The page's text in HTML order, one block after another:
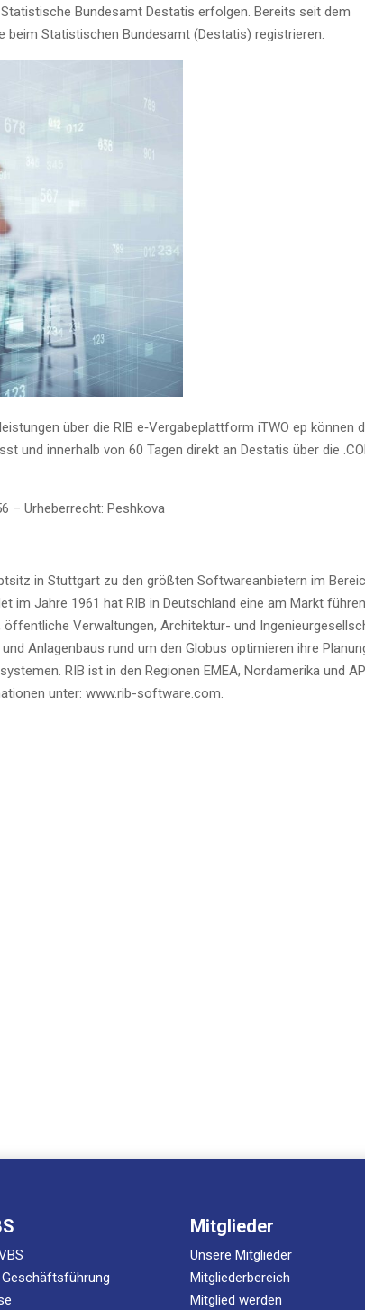
Bun­des­amt Desta­tis erfol­gen. Bereits seit dem
beim Sta­tis­ti­schen Bun­des­amt (Desta­tis) registrieren.
über die RIB e‑Vergabeplattform iTWO ep kön­nen
und inner­halb von 60 Tagen direkt an Desta­tis über die
– Urhe­ber­recht: Peshkova
in Stutt­gart zu den größ­ten Soft­ware­an­bie­tern im
im Jah­re 1961 hat RIB in Deutsch­land eine am Markt
Ver­wal­tun­gen, Archi­tek­tur- und
Anla­gen­baus rund um den Glo­bus opti­mie­ren ihre
RIB ist in den Regio­nen EMEA, Nord­ame­ri­ka und
unter: www.rib-software.com.
Mitglieder
Unsere Mitglieder
Mitgliederbereich
Mitglied werden